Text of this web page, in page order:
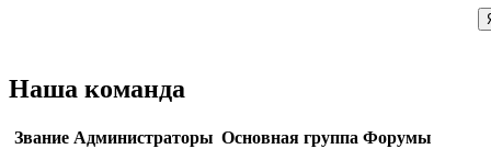
Наша команда
Звание Администраторы Основная группа Форумы